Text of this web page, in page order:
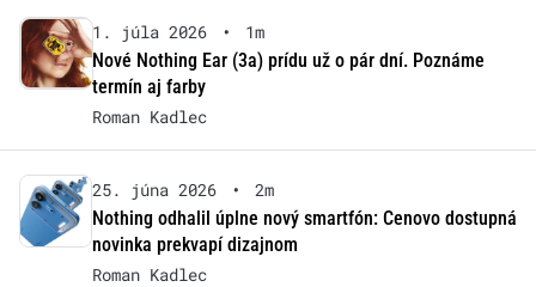
1. júla 2026 •
1m
Nové Nothing Ear (3a) prídu už o pár dní. Poznáme
termín aj farby
Roman Kadlec
25. júna 2026 •
2m
Nothing odhalil úplne nový smartfón: Cenovo dostupná
novinka prekvapí dizajnom
Roman Kadlec